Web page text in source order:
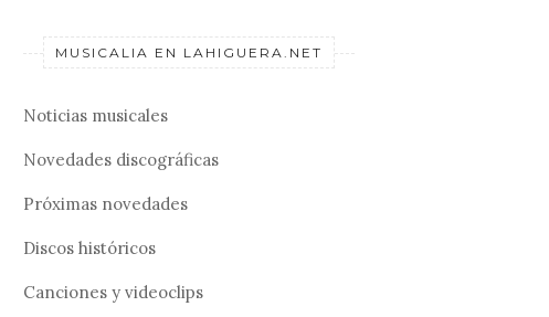
MUSICALIA EN LAHIGUERA.NET
Noticias musicales
Novedades discográficas
Próximas novedades
Discos históricos
Canciones y videoclips